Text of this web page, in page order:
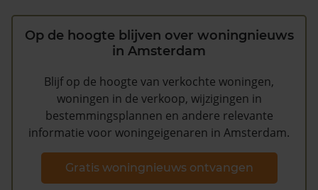
Op de hoogte blijven over woningnieuws
in Amsterdam
Blijf op de hoogte van verkochte woningen,
woningen in de verkoop, wijzigingen in
bestemmingsplannen en andere relevante
informatie voor woningeigenaren in Amsterdam.
Gratis woningnieuws ontvangen